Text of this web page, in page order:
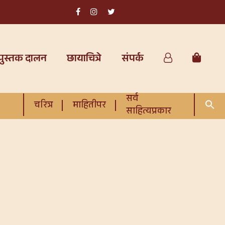
दालन छायाचित्रे संपर्क
चरित्र माहितीपर
सर्व
साहित्यप्रकार